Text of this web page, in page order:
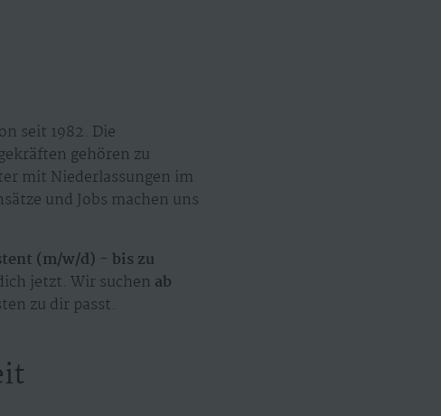
seit 1982. Die
gehören zu
mit Niederlassungen im
und Jobs machen uns
(m/w/d) - bis zu
jetzt. Wir suchen ab
zu dir passt.